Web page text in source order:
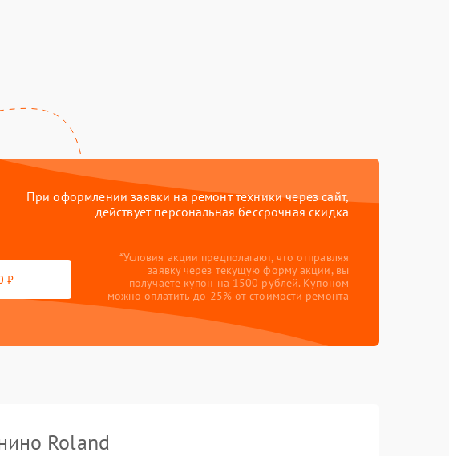
При оформлении заявки на ремонт техники через сайт,
действует персональная бессрочная скидка
₽
*Условия акции предполагают, что отправляя
заявку через текущую форму акции, вы
получаете купон на 1500 рублей. Купоном
можно оплатить до 25% от стоимости ремонта
Roland